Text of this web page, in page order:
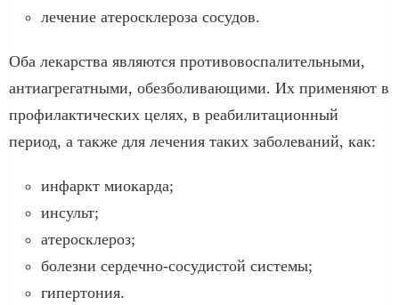
лечение атеросклероза сосудов.
Оба лекарства являются противовоспалительными,
антиагрегатными, обезболивающими. Их применяют в
профилактических целях, в реабилитационный
период, а также для лечения таких заболеваний, как:
инфаркт миокарда;
инсульт;
атеросклероз;
болезни сердечно-сосудистой системы;
гипертония.